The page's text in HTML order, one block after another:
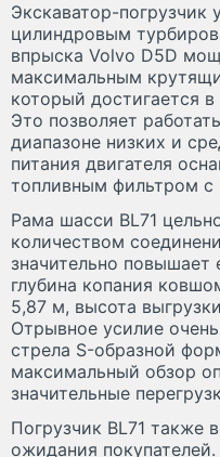
Экскаватор-погрузчик
цилиндровым
впрыска Volvo D5D
максимальным
который достигается
Это позволяет
диапазоне низких и
питания двигателя
топливным фильтром
Рама шасси BL71
количеством
значительно повышает
глубина копания
5,87 м, высота
Отрывное усилие
стрела S-образной
максимальный обзор
значительные
Погрузчик BL71 также
ожидания